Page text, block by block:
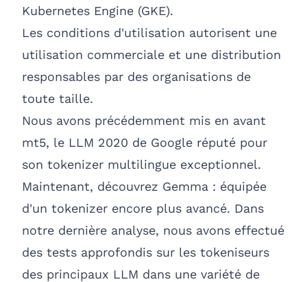
Kubernetes Engine (GKE).
Les conditions d'utilisation autorisent une
utilisation commerciale et une distribution
responsables par des organisations de
toute taille.
Nous avons précédemment mis en avant
mt5, le LLM 2020 de Google réputé pour
son tokenizer multilingue exceptionnel.
Maintenant, découvrez Gemma : équipée
d'un tokenizer encore plus avancé. Dans
notre dernière analyse, nous avons effectué
des tests approfondis sur les tokeniseurs
des principaux LLM dans une variété de